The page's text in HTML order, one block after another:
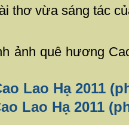
thơ vừa sáng tác
ảnh quê hương
Lao Hạ 2011
Lao Hạ 2011